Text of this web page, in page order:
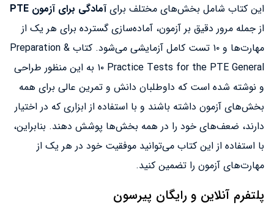
این کتاب شامل بخش‌های مختلف برایآمادگی برای آزمون PTE
از جمله مرور دقیق بر آزمون، آماده‌سازی گسترده برای هر یک از
مهارت‌ها و ۱۰ تست کامل آزمایشی می‌شود. کتاب Preparation &
۱۰ Practice Tests for the PTE General به این منظور طراحی
و نوشته شده است که داوطلبان دانش و تمرین عالی برای همه
بخش‌های آزمون داشته باشند و با استفاده از ابزاری که در اختیار
دارند، ضعف‌های خود را در همه بخش‌ها پوشش دهند. بنابراین،
با استفاده از این کتاب می‌توانید موفقیت خود در هر یک از
مهارت‌های آزمون را تضمین کنید.
پلتفرم آنلاین و رایگان پیرسون